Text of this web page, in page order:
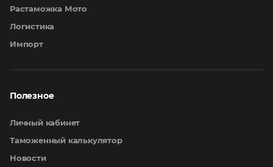
Растаможка Мото
Логистика
Импорт
Полезное
Личный кабинет
Таможенный калькулятор
Новости